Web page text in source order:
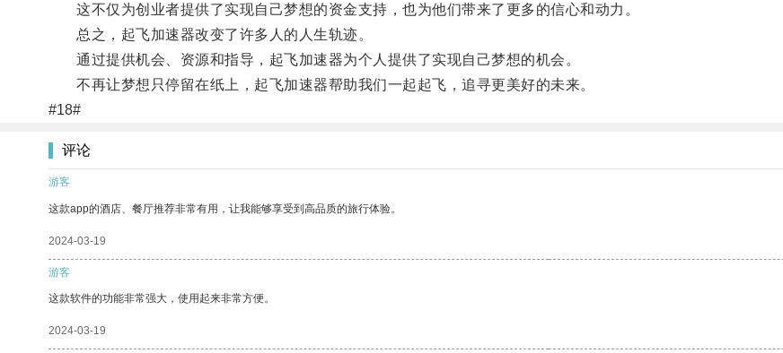
这不仅为创业者提供了实现自己梦想的资金支持，也为他们带来了更多的信心和动力。
总之，起飞加速器改变了许多人的人生轨迹。
通过提供机会、资源和指导，起飞加速器为个人提供了实现自己梦想的机会。
不再让梦想只停留在纸上，起飞加速器帮助我们一起起飞，追寻更美好的未来。
#18#
评论
游客
这款app的酒店、餐厅推荐非常有用，让我能够享受到高品质的旅行体验。
2024-03-19
游客
这款软件的功能非常强大，使用起来非常方便。
2024-03-19